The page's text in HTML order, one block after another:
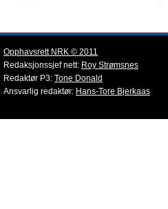
Opphavsrett NRK © 2011
Redaksjonssjef nett: Roy Strømsnes
Redaktør P3: Tone Donald
Ansvarlig redaktør: Hans-Tore Bjerkaas